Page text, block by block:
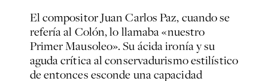
El compositor Juan Carlos Paz, cuando se
refería al Colón, lo llamaba «nuestro
Primer Mausoleo». Su ácida ironía y su
aguda crítica al conservadurismo estilístico
de entonces esconde una capacidad